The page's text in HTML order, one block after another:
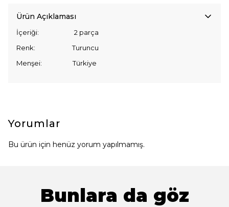
Ürün Açıklaması
İçeriği: 2 parça
Renk: Turuncu
Menşei: Türkiye
Yorumlar
Bu ürün için henüz yorum yapılmamış.
Bunlara da göz